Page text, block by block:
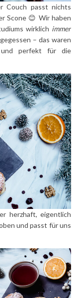
Couch passt nichts
Scone 😊 Wir haben
wirklich immer
– das waren
und perfekt für die
herzhaft, eigentlich
und passt für uns